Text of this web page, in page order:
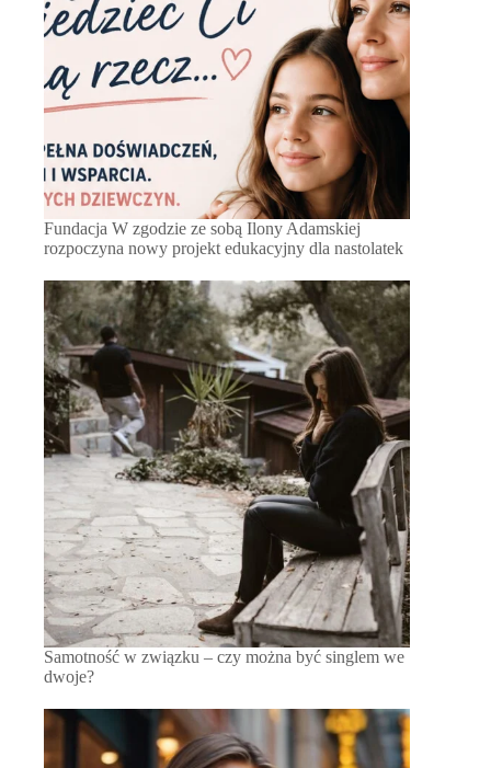
Fundacja W zgodzie ze sobą Ilony Adamskiej
rozpoczyna nowy projekt edukacyjny dla nastolatek
Samotność w związku – czy można być singlem we
dwoje?